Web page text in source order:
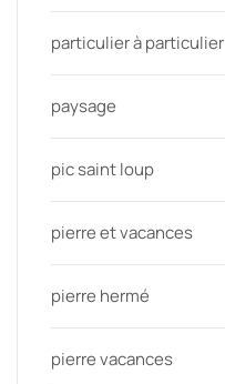
particulier à particulier
paysage
pic saint loup
pierre et vacances
pierre hermé
pierre vacances